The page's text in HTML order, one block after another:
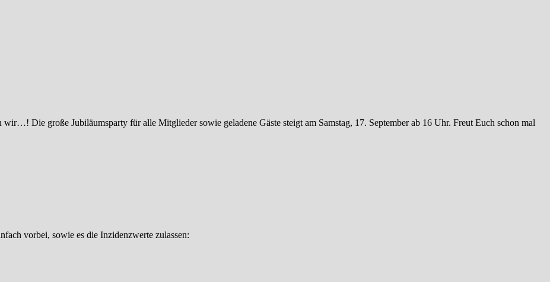
Die große Jubiläumsparty für alle Mitglieder sowie geladene Gäste steigt am Samstag, 17. September ab 16 Uhr. Freut Euch schon mal
vorbei, sowie es die Inzidenzwerte zulassen: